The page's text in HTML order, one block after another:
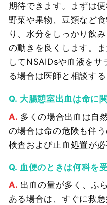
期待できます。まずは
野菜や果物、豆類など
り、水分をしっかり飲
の動きを良くします。
してNSAIDsや血液をサ
る場合は医師と相談する
大腸憩室出血は命に
多くの場合出血は自
の場合は命の危険も伴
検査および止血処置が必
血便のときは何科を
出血の量が多く、ふ
ある場合は、すぐに救